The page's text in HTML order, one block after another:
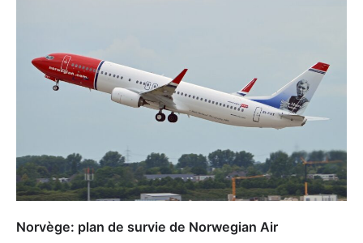
Norvège: plan de survie de Norwegian Air